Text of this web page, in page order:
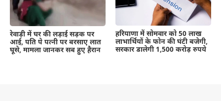
रेवाड़ी में घर की लड़ाई सड़क पर
आई, पति पे पत्नी पर बरसाए लात
घूसे, मामला जानकर सब हुए हैरान
हरियाणा में सोमवार को 50 लाख
लाभार्थियों के फोन की घंटी बजेगी,
सरकार डालेगी 1,500 करोड़ रुपये